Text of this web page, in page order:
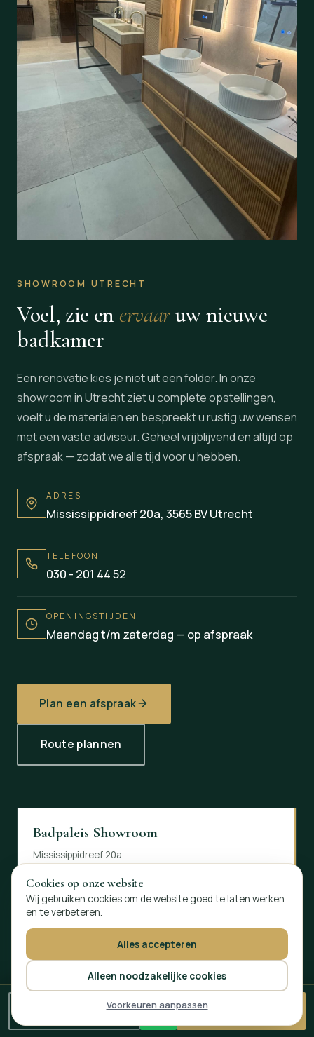
SHOWROOM UTRECHT
Voel, zie en ervaaruw nieuwe
badkamer
Een renovatie kies je niet uit een folder. In onze
showroom in Utrecht ziet u complete opstellingen,
voelt u de materialen en bespreekt u rustig uw wensen
met een vaste adviseur. Geheel vrijblijvend en altijd op
afspraak — zodat we alle tijd voor u hebben.
ADRES
Mississippidreef 20a, 3565 BV Utrecht
TELEFOON
030 - 201 44 52
OPENINGSTIJDEN
Maandag t/m zaterdag — op afspraak
Plan een afspraak
Route plannen
Badpaleis Showroom
Mississippidreef 20a
Op afspraak geopend
Cookies op onze website
Wij gebruiken cookies om de website goed te laten werken
en te verbeteren.
Alles accepteren
Alleen noodzakelijke cookies
Voorkeuren aanpassen